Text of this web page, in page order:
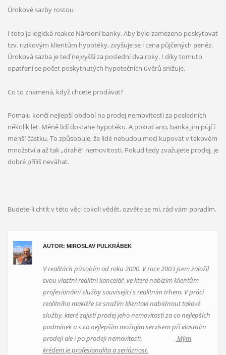
Úrokové sazby rostou
I toto je logická reakce Národní banky. Aby bylo zamezeno poskytovat
tzv. rizikovým klientům hypotéky, zvyšuje se i cena půjčených peněz.
Úroková sazba je teď nejvyšší za poslední dva roky. I díky tomuto
opatření se počet poskytnutých hypotečních úvěrů snižuje.
Co to znamená, když chcete prodávat?
Pomalu končí nejlepší období na prodej nemovitosti za posledních
několik let. Méně lidí dostane hypotéku. A pokud ano, banka jim půjčí
menší částku. To způsobuje, že lidé nebudou moci kupovat v takovém
množství a až tak „drahé“ nemovitosti. Pokud tedy zvažujete prodej, je
dobré příliš neváhat.
Budete-li chtít v této věci cokoli vědět, ozvěte se mi, rád vám poradím.
AUTOR: MIROSLAV PULKRÁBEK
V realitách působím od roku 2000. V roce 2003 jsem založil
svou vlastní realitní kancelář, ve které nabízím klientům
profesionální služby související s realitním trhem. V práci
realitního makléře se snažím klientovi nabídnout takové
služby, které zajistí prodej jeho nemovitosti za co nejlepších
podmínek a s co nejlepším možným servisem při vlastním
prodeji ale i po prodeji nemovitosti.
Mým
krédem je profesionalita a serióznost.
Souhlasím sezpracováním osobních údajů